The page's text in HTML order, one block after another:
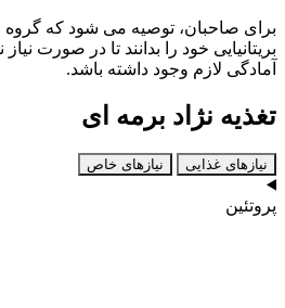
برای صاحبان، توصیه می‌ شود که گروه
بریتانیایی خود را بدانند تا در صورت
آمادگی لازم وجود داشته باشد.
تغذیه نژاد برمه ای
نیازهای غذایی نیازهای خاص
پروتئین